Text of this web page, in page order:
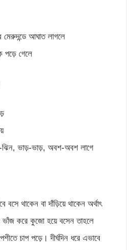
মেরুদন্ডে আঘাত লাগলে
পড়ে গেলে
ঝিন, ভাড়-ভাড়, অবশ-অবশ লাগে
থাকেন বা দাঁড়িয়ে থাকেন অর্থাৎ
ভাঁজ করে কুজো হয়ে বসেন তাহলে
চাপ পড়ে। দীর্ঘদিন ধরে এভাবে